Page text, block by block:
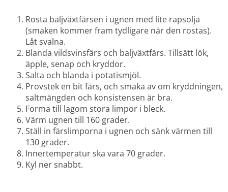
Rosta baljväxtfärsen i ugnen med lite rapsolja
(smaken kommer fram tydligare när den rostas).
Låt svalna.
Blanda vildsvinsfärs och baljväxtfärs. Tillsätt lök,
äpple, senap och kryddor.
Salta och blanda i potatismjöl.
Provstek en bit färs, och smaka av om kryddningen,
saltmängden och konsistensen är bra.
Forma till lagom stora limpor i bleck.
Värm ugnen till 160 grader.
Ställ in färslimporna i ugnen och sänk värmen till
130 grader.
Innertemperatur ska vara 70 grader.
Kyl ner snabbt.